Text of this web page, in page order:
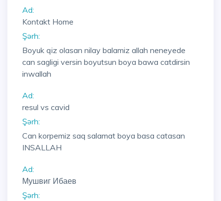
Ad:
Kontakt Home
Şərh:
Boyuk qiz olasan nilay balamiz allah neneyede
can sagligi versin boyutsun boya bawa catdirsin
inwallah
Ad:
resul vs cavid
Şərh:
Can korpemiz saq salamat boya basa catasan
INSALLAH
Ad:
Мушвиг Ибаев
Şərh: